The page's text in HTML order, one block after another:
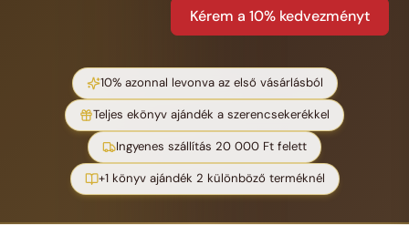
Kérem a 10% kedvezményt
10% azonnal levonva az első vásárlásból
Teljes ekönyv ajándék a szerencsekerékkel
Ingyenes szállítás 20 000 Ft felett
+1 könyv ajándék 2 különböző terméknél